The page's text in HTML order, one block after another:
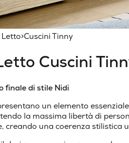
>Cuscini Tinny
Cuscini
finale di stile Nidi
un elemento
la massima libertà di
creando una coerenza stilistica